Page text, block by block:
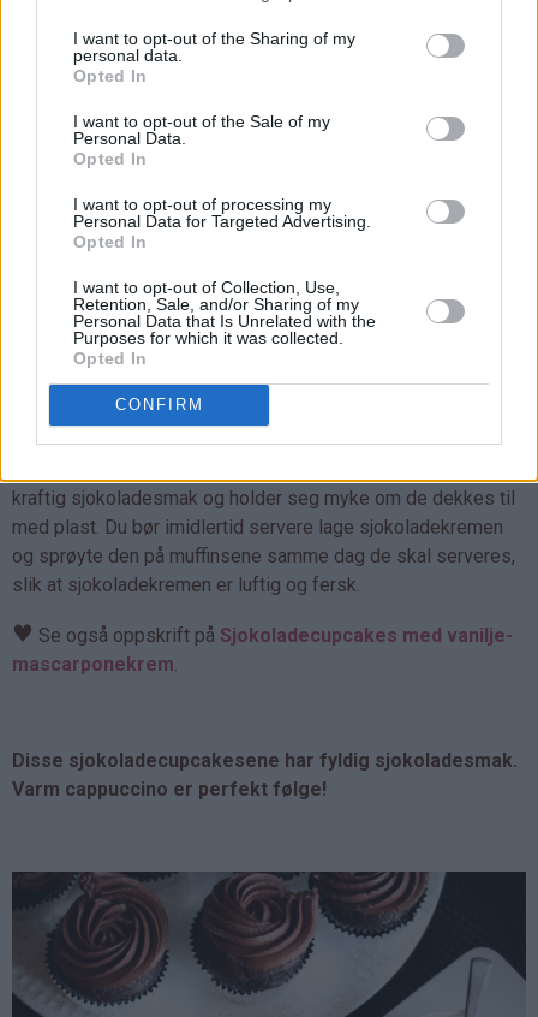
I want to opt-out of the Sharing of my
personal data.
Opted In
I want to opt-out of the Sale of my
Personal Data.
Opted In
I want to opt-out of processing my
Personal Data for Targeted Advertising.
Opted In
I want to opt-out of Collection, Use,
Retention, Sale, and/or Sharing of my
Personal Data that Is Unrelated with the
Purposes for which it was collected.
Opted In
CONFIRM
Mascarpone er en kremete, italiensk ferskost som fås
kjøpt i de fleste store matbutikkene i Norge.
kraftig sjokoladesmak og holder seg myke om de dekkes til
med plast. Du bør imidlertid servere lage sjokoladekremen
og sprøyte den på muffinsene samme dag de skal serveres,
slik at sjokoladekremen er luftig og fersk.
♥ Se også oppskrift på Sjokoladecupcakes med vanilje-
mascarponekrem
Disse sjokoladecupcakesene har fyldig sjokoladesmak.
Varm cappuccino er perfekt følge!